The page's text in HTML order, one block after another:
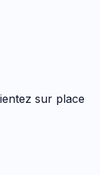
sur place